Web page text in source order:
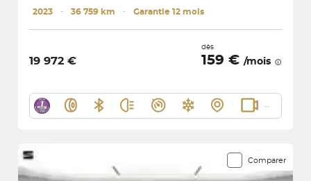
2023 ･ 36 759 km ･ Garantie 12 mois
19 972 €
dès
159 € /mois
Comparer